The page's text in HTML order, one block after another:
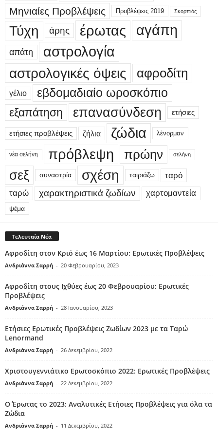
Μηνιαίες Προβλέψεις Προβλέψεις 2019 Σκορπιός
Τύχη άρης έρωτας αγάπη
απάτη
αστρολογία
αστρολογικές όψεις
αφροδίτη
γέλιο εβδομαδιαίο ωροσκόπιο
εξαπάτηση επανασύνδεση ετήσιες
ετήσιες προβλέψεις ζήλια ζώδια λένορμαν
νέα σελήνη πρόβλεψη πρώην σελήνη
σεξ συναστρία σχέση ταιριάζω ταρό
ταρώ χαρακτηριστικά ζωδίων χαρτομαντεία
ψέμα
Τελευταία Νέα
Αφροδίτη στον Κριό έως 16 Μαρτίου: Ερωτικές Προβλέψεις
Ανδριάννα Σαρρή - 20 Φεβρουαρίου, 2023
Αφροδίτη στους Ιχθύες έως 20 Φεβρουαρίου: Ερωτικές
Προβλέψεις
Ανδριάννα Σαρρή - 28 Ιανουαρίου, 2023
Ετήσιες Ερωτικές Προβλέψεις Ζωδίων 2023 με τα Ταρώ
Lenormand
Ανδριάννα Σαρρή - 26 Δεκεμβρίου, 2022
Χριστουγεννιάτικο Ερωτοσκόπιο 2022: Ερωτικές Προβλέψεις
Ανδριάννα Σαρρή - 22 Δεκεμβρίου, 2022
Ο Έρωτας το 2023: Αναλυτικές Ετήσιες Προβλέψεις για όλα τα
Ζώδια
Ανδριάννα Σαρρή - 11 Δεκεμβρίου, 2022